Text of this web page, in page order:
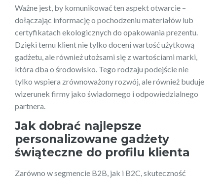
Ważne jest, by komunikować ten aspekt otwarcie –
dołączając informację o pochodzeniu materiałów lub
certyfikatach ekologicznych do opakowania prezentu.
Dzięki temu klient nie tylko doceni wartość użytkową
gadżetu, ale również utożsami się z wartościami marki,
która dba o środowisko. Tego rodzaju podejście nie
tylko wspiera zrównoważony rozwój, ale również buduje
wizerunek firmy jako świadomego i odpowiedzialnego
partnera.
Jak dobrać najlepsze
personalizowane gadżety
świąteczne do profilu klienta
Zarówno w segmencie B2B, jak i B2C, skuteczność